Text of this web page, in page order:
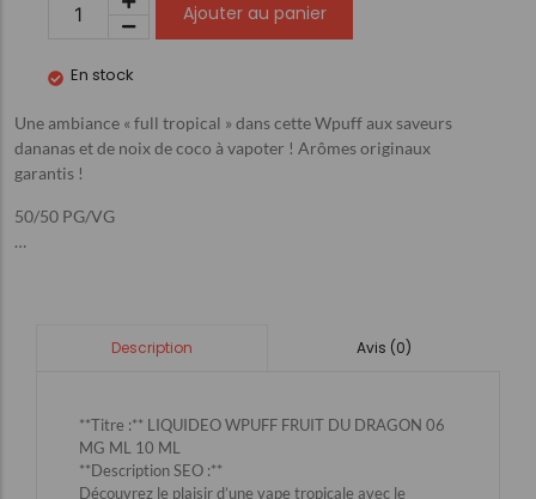
Ajouter au panier
En stock
Une ambiance « full tropical » dans cette Wpuff aux saveurs
dananas et de noix de coco à vapoter ! Arômes originaux
garantis !
50/50 PG/VG
…
Description Avis (0)
**Titre :** LIQUIDEO WPUFF FRUIT DU DRAGON 06
MG ML 10 ML
**Description SEO :**
Découvrez le plaisir d’une vape tropicale avec le